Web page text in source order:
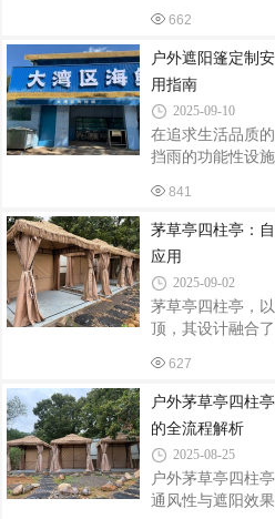
限元分析优化立
围。从设计定制
美学、功能与安
一、定制设计：
边环境协调。中
亭，搭配木质榫
代庭院可选择简
为骨架，搭配天
工业风的碰撞。
662
户外遮阳篷定制
用指南
2025-09-10
在追求生活品质
挡雨的功能性设
安装，遮阳篷能
与格调。定制前
篷的第一步是明
户需考虑遮阳面
若用于阳台阅读
光板材质，既能
和；若为庭院烧
IPX4以上的PVC
841
茅草亭四柱亭：
应用
2025-09-02
茅草亭四柱亭，
顶，其设计融合
耐用性与适应性
人庭院到公共空
独特的视觉效果
以下从四大场景
观：自然与人文
态公园中，四柱
水、植物形成呼
627
户外茅草亭四柱
的全流程解析
2025-08-25
户外茅草亭四柱
通风性与遮阳效